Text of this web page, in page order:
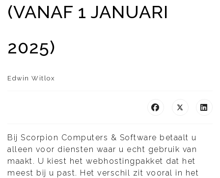
(VANAF 1 JANUARI
2025)
Edwin Witlox
Bij Scorpion Computers & Software betaalt u
alleen voor diensten waar u echt gebruik van
maakt. U kiest het webhostingpakket dat het
meest bij u past. Het verschil zit vooral in het